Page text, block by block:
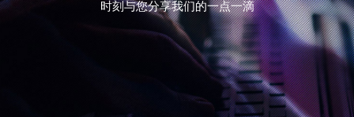
时刻与您分享我们的一点一滴